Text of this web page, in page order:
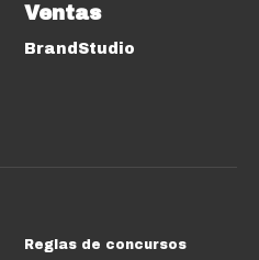
Ventas
BrandStudio
Reglas de concursos